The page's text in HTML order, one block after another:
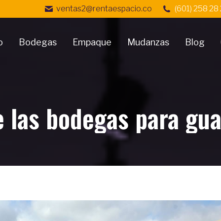
ventas2@rentaespacio.co (601) 258
Bodegas Empaque Mudanzas Blog
bodegas para